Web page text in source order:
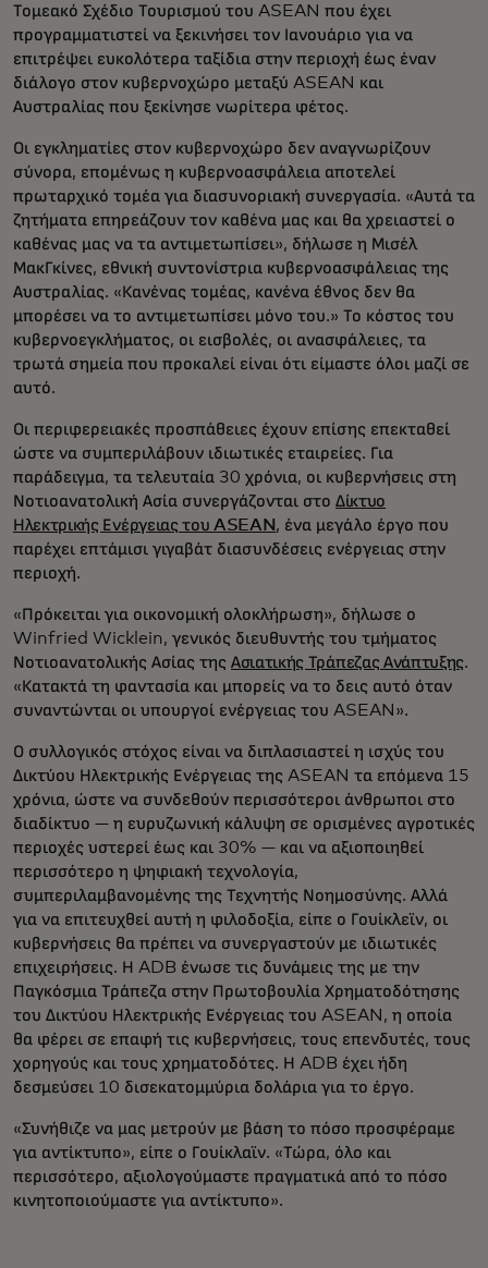
Τομεακό Σχέδιο Τουρισμού του ASEAN που έχει
προγραμματιστεί να ξεκινήσει τον Ιανουάριο για να
επιτρέψει ευκολότερα ταξίδια στην περιοχή έως έναν
διάλογο στον κυβερνοχώρο μεταξύ ASEAN και
Αυστραλίας που ξεκίνησε νωρίτερα φέτος.
Οι εγκληματίες στον κυβερνοχώρο δεν αναγνωρίζουν
σύνορα, επομένως η κυβερνοασφάλεια αποτελεί
πρωταρχικό τομέα για διασυνοριακή συνεργασία. «Αυτά τα
ζητήματα επηρεάζουν τον καθένα μας και θα χρειαστεί ο
καθένας μας να τα αντιμετωπίσει», δήλωσε η Μισέλ
ΜακΓκίνες, εθνική συντονίστρια κυβερνοασφάλειας της
Αυστραλίας. «Κανένας τομέας, κανένα έθνος δεν θα
μπορέσει να το αντιμετωπίσει μόνο του.» Το κόστος του
κυβερνοεγκλήματος, οι εισβολές, οι ανασφάλειες, τα
τρωτά σημεία που προκαλεί είναι ότι είμαστε όλοι μαζί σε
αυτό.
Οι περιφερειακές προσπάθειες έχουν επίσης επεκταθεί
ώστε να συμπεριλάβουν ιδιωτικές εταιρείες. Για
παράδειγμα, τα τελευταία 30 χρόνια, οι κυβερνήσεις στη
Νοτιοανατολική Ασία συνεργάζονται στο Δίκτυο
Ηλεκτρικής Ενέργειας του ASEAN, ένα μεγάλο έργο που
παρέχει επτάμισι γιγαβάτ διασυνδέσεις ενέργειας στην
περιοχή.
«Πρόκειται για οικονομική ολοκλήρωση», δήλωσε ο
Winfried Wicklein, γενικός διευθυντής του τμήματος
Νοτιοανατολικής Ασίας της Ασιατικής Τράπεζας Ανάπτυξης.
«Κατακτά τη φαντασία και μπορείς να το δεις αυτό όταν
συναντώνται οι υπουργοί ενέργειας του ASEAN».
Ο συλλογικός στόχος είναι να διπλασιαστεί η ισχύς του
Δικτύου Ηλεκτρικής Ενέργειας της ASEAN τα επόμενα 15
χρόνια, ώστε να συνδεθούν περισσότεροι άνθρωποι στο
διαδίκτυο — η ευρυζωνική κάλυψη σε ορισμένες αγροτικές
περιοχές υστερεί έως και 30% — και να αξιοποιηθεί
περισσότερο η ψηφιακή τεχνολογία,
συμπεριλαμβανομένης της Τεχνητής Νοημοσύνης. Αλλά
για να επιτευχθεί αυτή η φιλοδοξία, είπε ο Γουίκλεϊν, οι
κυβερνήσεις θα πρέπει να συνεργαστούν με ιδιωτικές
επιχειρήσεις. Η ADB ένωσε τις δυνάμεις της με την
Παγκόσμια Τράπεζα στην Πρωτοβουλία Χρηματοδότησης
του Δικτύου Ηλεκτρικής Ενέργειας του ASEAN, η οποία
θα φέρει σε επαφή τις κυβερνήσεις, τους επενδυτές, τους
χορηγούς και τους χρηματοδότες. Η ADB έχει ήδη
δεσμεύσει 10 δισεκατομμύρια δολάρια για το έργο.
«Συνήθιζε να μας μετρούν με βάση το πόσο προσφέραμε
για αντίκτυπο», είπε ο Γουίκλαϊν. «Τώρα, όλο και
περισσότερο, αξιολογούμαστε πραγματικά από το πόσο
κινητοποιούμαστε για αντίκτυπο».